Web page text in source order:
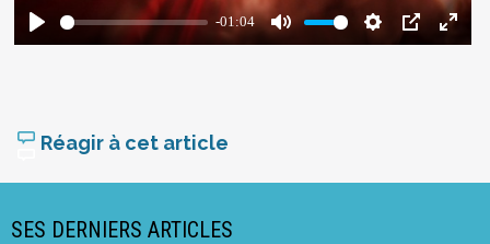
Réagir à cet article
SES DERNIERS ARTICLES